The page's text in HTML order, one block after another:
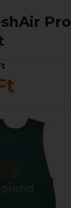
Pro